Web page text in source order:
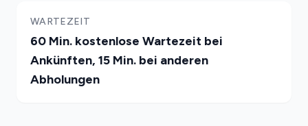
WARTEZEIT
60 Min. kostenlose Wartezeit bei
Ankünften, 15 Min. bei anderen
Abholungen